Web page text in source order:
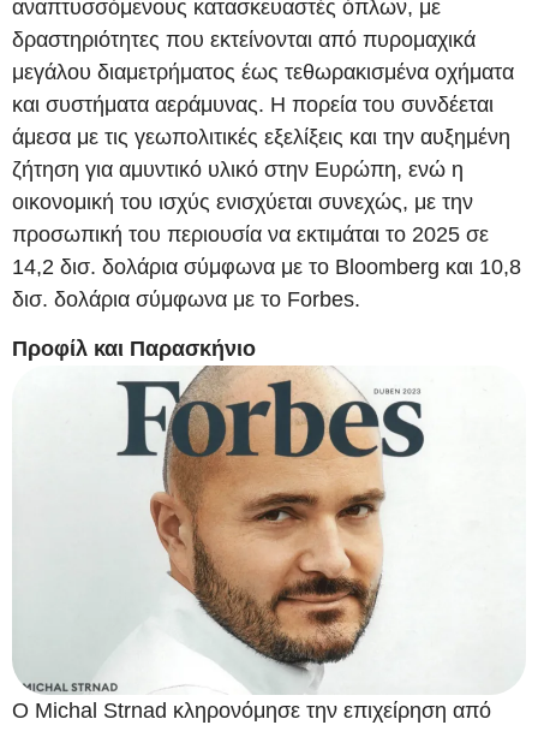
αναπτυσσόμενους κατασκευαστές όπλων, με
δραστηριότητες που εκτείνονται από πυρομαχικά
μεγάλου διαμετρήματος έως τεθωρακισμένα οχήματα
και συστήματα αεράμυνας. Η πορεία του συνδέεται
άμεσα με τις γεωπολιτικές εξελίξεις και την αυξημένη
ζήτηση για αμυντικό υλικό στην Ευρώπη, ενώ η
οικονομική του ισχύς ενισχύεται συνεχώς, με την
προσωπική του περιουσία να εκτιμάται το 2025 σε
14,2 δισ. δολάρια σύμφωνα με το Bloomberg και 10,8
δισ. δολάρια σύμφωνα με το Forbes.
Προφίλ και Παρασκήνιο
Ο Michal Strnad κληρονόμησε την επιχείρηση από